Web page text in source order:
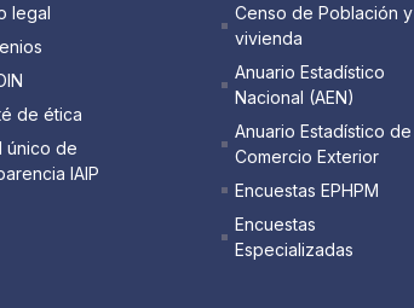
legal
de ética
único de
IAIP
Censo de Población y
vivienda
Anuario Estadístico
Nacional (AEN)​
Anuario Estadístico de
Comercio Exterior
Encuestas EPHPM
Encuestas
Especializadas